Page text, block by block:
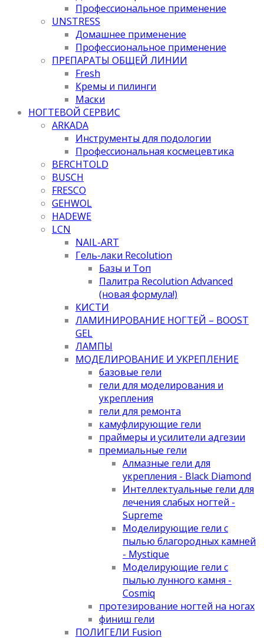
Профессиональное применение
UNSTRESS
Домашнее применение
Профессиональное применение
ПРЕПАРАТЫ ОБЩЕЙ ЛИНИИ
Fresh
Кремы и пилинги
Маски
НОГТЕВОЙ СЕРВИС
ARKADA
Инструменты для подологии
Профессиональная космецевтика
BERCHTOLD
BUSCH
FRESCO
GEHWOL
HADEWE
LCN
NAIL-ART
Гель-лаки Recolution
Базы и Топ
Палитра Recolution Advanced
(новая формула!)
КИСТИ
ЛАМИНИРОВАНИЕ НОГТЕЙ – BOOST
GEL
ЛАМПЫ
МОДЕЛИРОВАНИЕ И УКРЕПЛЕНИЕ
базовые гели
гели для моделирования и
укрепления
гели для ремонта
камуфлирующие гели
праймеры и усилители адгезии
премиальные гели
Алмазные гели для
укрепления - Black Diamond
Интеллектуальные гели для
лечения слабых ногтей -
Supreme
Моделирующие гели с
пылью благородных камней
- Mystique
Моделирующие гели с
пылью лунного камня -
Cosmiq
протезирование ногтей на ногах
финиш гели
ПОЛИГЕЛИ Fusion